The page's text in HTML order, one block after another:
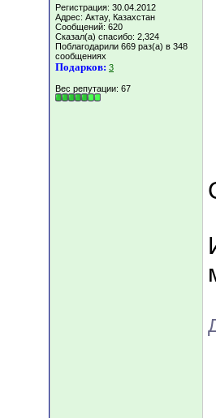
Регистрация: 30.04.2012
Адрес: Актау, Казахстан
Сообщений: 620
Сказал(а) спасибо: 2,324
Поблагодарили 669 раз(а) в 348
сообщениях
Подарков: 3
Вес репутации: 67